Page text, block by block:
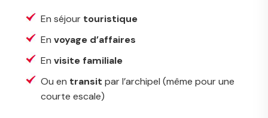
En séjour touristique
En voyage d’affaires
En visite familiale
Ou en transit par l’archipel (même pour une
courte escale)